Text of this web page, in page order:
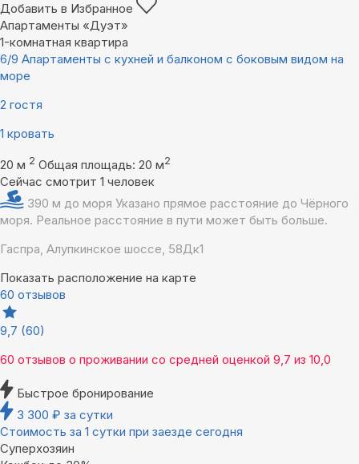
Добавить в Избранное
Апартаменты «Дуэт»
1-комнатная квартира
6/9 Апартаменты с кухней и балконом с боковым видом на
море
2 гостя
1 кровать
20 м 2 Общая площадь: 20 м2
Сейчас смотрит 1 человек
390 м до моря Указано прямое расстояние до Чёрного
моря. Реальное расстояние в пути может быть больше.
Гаспра, Алупкинское шоссе, 58Дк1
Показать расположение на карте
60 отзывов
9,7 (60)
60 отзывов о проживании со средней оценкой 9,7 из 10,0
Быстрое бронирование
3 300 ₽ за сутки
Стоимость за 1 сутки при заезде сегодня
Суперхозяин